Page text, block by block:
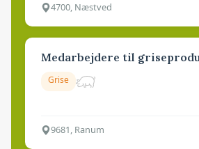
4700, Næstved
Medarbejdere til
Grise
9681, Ranum